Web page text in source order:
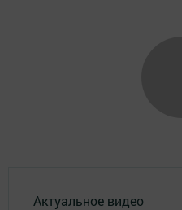
Актуальное видео